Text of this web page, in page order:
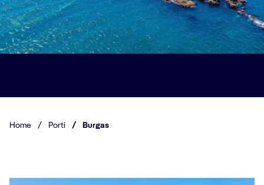
Home / Porti / Burgas